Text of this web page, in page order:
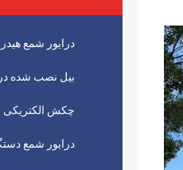
درایور شمع
بیل نصب شده
چکش الکتریکی
درایور شمع